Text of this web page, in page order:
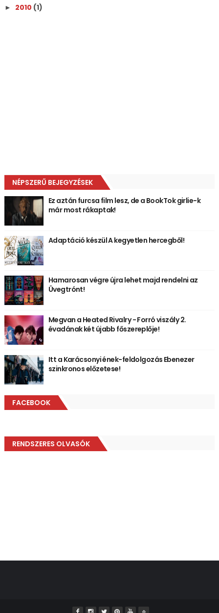
► 2010 (1)
NÉPSZERŰ BEJEGYZÉSEK
Ez aztán furcsa film lesz, de a BookTok girlie-k
már most rákaptak!
Adaptáció készül A kegyetlen hercegből!
Hamarosan végre újra lehet majd rendelni az
Üvegtrónt!
Megvan a Heated Rivalry - Forró viszály 2.
évadának két újabb főszereplője!
Itt a Karácsonyi ének-feldolgozás Ebenezer
szinkronos előzetese!
FACEBOOK
RENDSZERES OLVASÓK